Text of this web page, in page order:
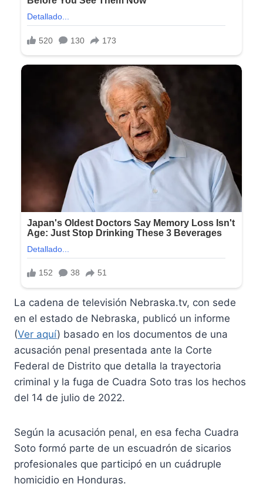
La cadena de televisión Nebraska.tv, con sede
en el estado de Nebraska, publicó un informe
(Ver aquí) basado en los documentos de una
acusación penal presentada ante la Corte
Federal de Distrito que detalla la trayectoria
criminal y la fuga de Cuadra Soto tras los hechos
del 14 de julio de 2022.
Según la acusación penal, en esa fecha Cuadra
Soto formó parte de un escuadrón de sicarios
profesionales que participó en un cuádruple
homicidio en Honduras.